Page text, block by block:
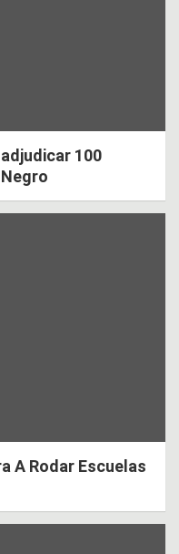
100
A Rodar Escuelas